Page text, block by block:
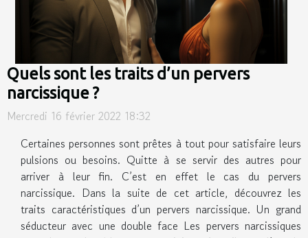
Quels sont les traits d’un pervers
narcissique ?
Mercredi 16 février 2022 18:32
Certaines personnes sont prêtes à tout pour satisfaire leurs
pulsions ou besoins. Quitte à se servir des autres pour
arriver à leur fin. C’est en effet le cas du pervers
narcissique. Dans la suite de cet article, découvrez les
traits caractéristiques d’un pervers narcissique. Un grand
séducteur avec une double face Les pervers narcissiques